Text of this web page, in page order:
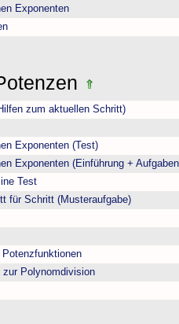
Exponenten
zum aktuellen Schritt)
Exponenten (Test)
Exponenten (Einführung +
Test
für Schritt (Musteraufgabe)
Polynomdivision